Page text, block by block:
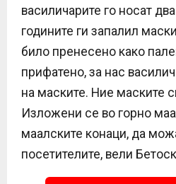
василичарите го носат
годините ги запалил
било пренесено како
прифатено, за нас
на маските. Ние маските
Изложени се во горно
маалските конаци, да
посетителите, вели